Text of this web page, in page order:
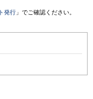
発行 」でご確認ください。